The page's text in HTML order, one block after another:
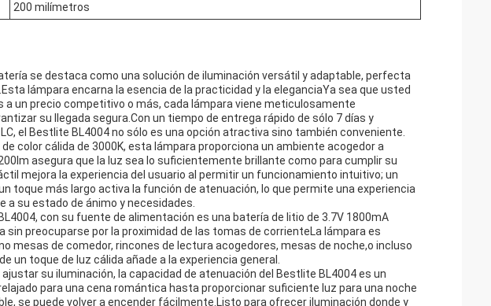
200 milímetros
se destaca como una solución de iluminación versátil y adaptable, perfecta
lámpara encarna la esencia de la practicidad y la eleganciaYa sea que usted
a un precio competitivo o más, cada lámpara viene meticulosamente
su llegada segura.Con un tiempo de entrega rápido de sólo 7 días y
el Bestlite BL4004 no sólo es una opción atractiva sino también conveniente.
color cálida de 3000K, esta lámpara proporciona un ambiente acogedor a
asegura que la luz sea lo suficientemente brillante como para cumplir su
mejora la experiencia del usuario al permitir un funcionamiento intuitivo; un
toque más largo activa la función de atenuación, lo que permite una experiencia
a su estado de ánimo y necesidades.
con su fuente de alimentación es una batería de litio de 3.7V 1800mA
sin preocuparse por la proximidad de las tomas de corrienteLa lámpara es
mesas de comedor, rincones de lectura acogedores, mesas de noche,o incluso
un toque de luz cálida añade a la experiencia general.
su iluminación, la capacidad de atenuación del Bestlite BL4004 es un
para una cena romántica hasta proporcionar suficiente luz para una noche
se puede volver a encender fácilmente.Listo para ofrecer iluminación donde y